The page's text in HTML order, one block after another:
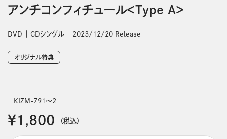
アンチコンフィチュール＜Type A＞
DVD CDシングル 2023/12/20 Release
オリジナル特典
KIZM-791～2
￥1,800 (税込)